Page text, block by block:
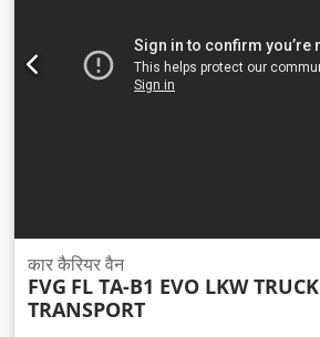
कार कैरियर वैन
FVG FL TA-B1 EVO LKW TRUCK
TRANSPORT